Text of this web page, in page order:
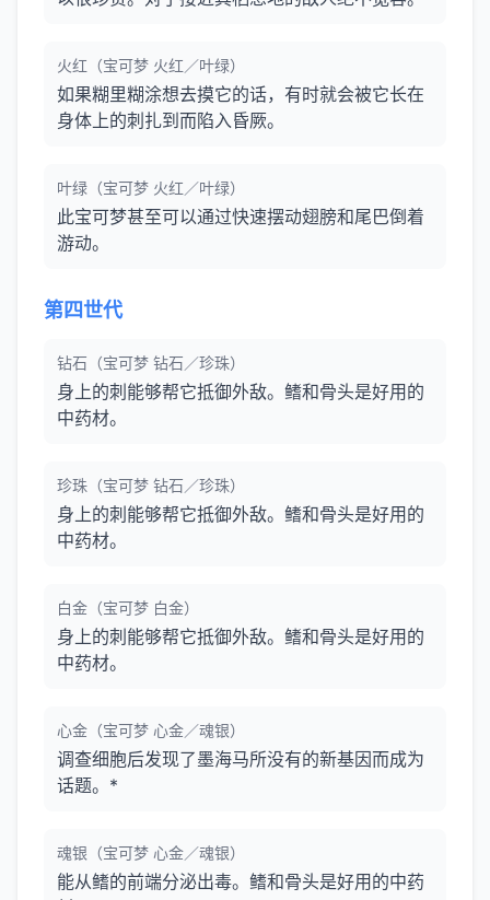
火红（宝可梦 火红／叶绿）
如果糊里糊涂想去摸它的话，有时就会被它长在
身体上的刺扎到而陷入昏厥。
叶绿（宝可梦 火红／叶绿）
此宝可梦甚至可以通过快速摆动翅膀和尾巴倒着
游动。
第四世代
钻石（宝可梦 钻石／珍珠）
身上的刺能够帮它抵御外敌。鳍和骨头是好用的
中药材。
珍珠（宝可梦 钻石／珍珠）
身上的刺能够帮它抵御外敌。鳍和骨头是好用的
中药材。
白金（宝可梦 白金）
身上的刺能够帮它抵御外敌。鳍和骨头是好用的
中药材。
心金（宝可梦 心金／魂银）
调查细胞后发现了墨海马所没有的新基因而成为
话题。*
魂银（宝可梦 心金／魂银）
能从鳍的前端分泌出毒。鳍和骨头是好用的中药